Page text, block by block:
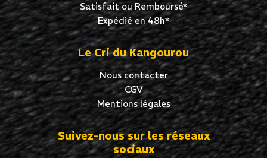
Satisfait ou Remboursé*
Expédié en 48h*
Le Cri du Kangourou
Nous contacter
CGV
Mentions légales
Suivez-nous sur les réseaux
sociaux